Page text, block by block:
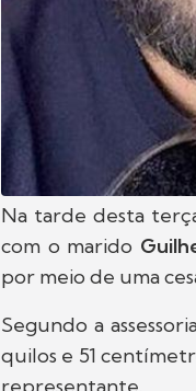
Na tarde desta
com o marido
por meio de uma
Segundo a
quilos e 51
representante.